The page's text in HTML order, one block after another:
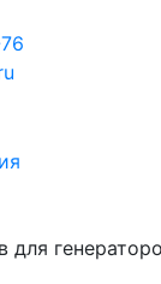
для